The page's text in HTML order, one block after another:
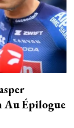
Au Épilogue